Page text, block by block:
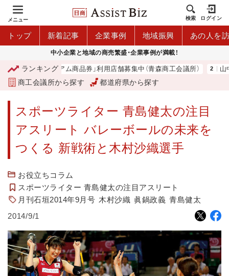
メニュー 検索 ログイン
トップ 新着記事 企業事例 地域振興 あの人を
中小企業と地域の商売繁盛・企業事例が満載！
ランキング
青森市プレミアム商品券」利用店舗募集中（青森商工会議所） 山中伸
商工会議所から探す 都道府県から探す
スポーツライター 青島健太の注目
アスリート バレーボールの未来を
つくる 新戦術と木村沙織選手
お役立ちコラム
スポーツライター 青島健太の注目アスリート
月刊石垣2014年9月号 木村沙織 眞鍋政義 青島健太
2014/9/1